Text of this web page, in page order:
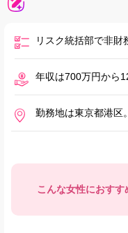
リスク統括部で非
年収は700万円から
勤務地は東京都港区
こんな女性におすす